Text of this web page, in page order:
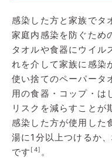
感染した方と家族でタ
家庭内感染を防ぐため
タオルや食器にウイル
れを介して家族に感染
使い捨てのペーパータ
用の食器・コップ・は
リスクを減らすことが
感染した方が使用し
湯に1分以上つけるか
です [4] 。